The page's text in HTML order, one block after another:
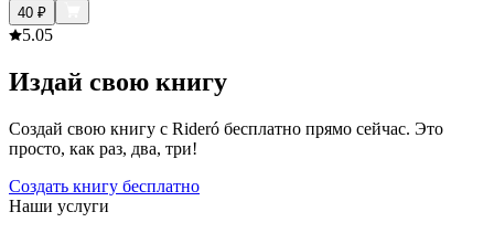
40 ₽
5.05
Издай свою книгу
Создай свою книгу с Rideró бесплатно прямо сейчас. Это
просто, как раз, два, три!
Создать книгу бесплатно
Наши услуги